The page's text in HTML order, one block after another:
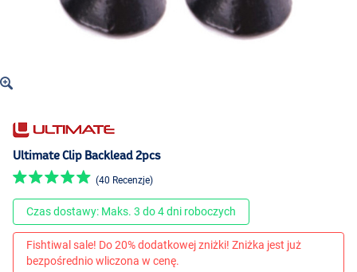
Ultimate Clip Backlead 2pcs
(40 Recenzje)
Czas dostawy: Maks. 3 do 4 dni roboczych
Fishtiwal sale! Do 20% dodatkowej zniżki! Zniżka jest już
bezpośrednio wliczona w cenę.